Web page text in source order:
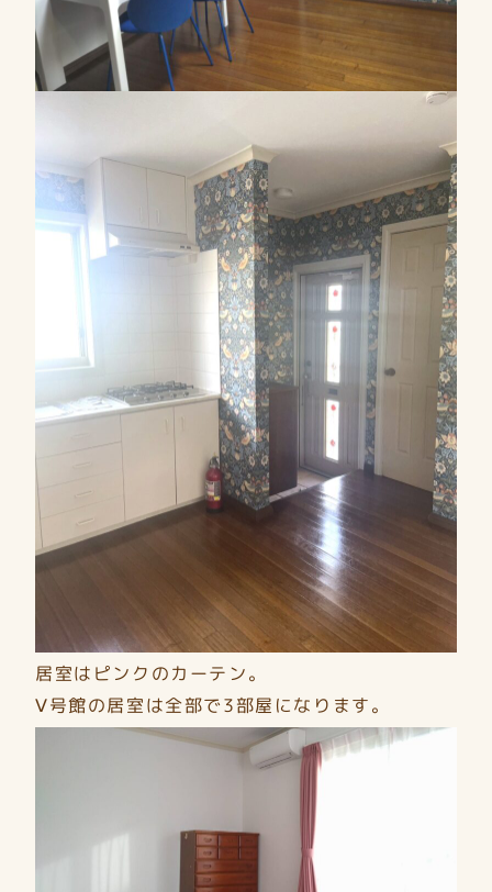
居室はピンクのカーテン。
Ⅴ号館の居室は全部で3部屋になります。